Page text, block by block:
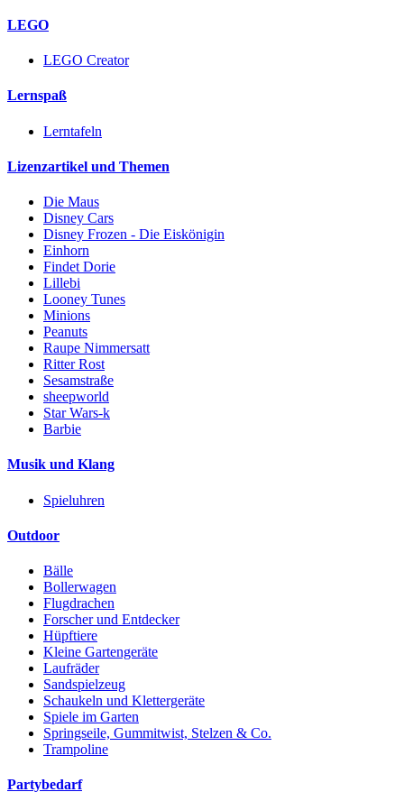
LEGO
LEGO Creator
Lernspaß
Lerntafeln
Lizenzartikel und Themen
Die Maus
Disney Cars
Disney Frozen - Die Eiskönigin
Einhorn
Findet Dorie
Lillebi
Looney Tunes
Minions
Peanuts
Raupe Nimmersatt
Ritter Rost
Sesamstraße
sheepworld
Star Wars-k
Barbie
Musik und Klang
Spieluhren
Outdoor
Bälle
Bollerwagen
Flugdrachen
Forscher und Entdecker
Hüpftiere
Kleine Gartengeräte
Laufräder
Sandspielzeug
Schaukeln und Klettergeräte
Spiele im Garten
Springseile, Gummitwist, Stelzen & Co.
Trampoline
Partybedarf